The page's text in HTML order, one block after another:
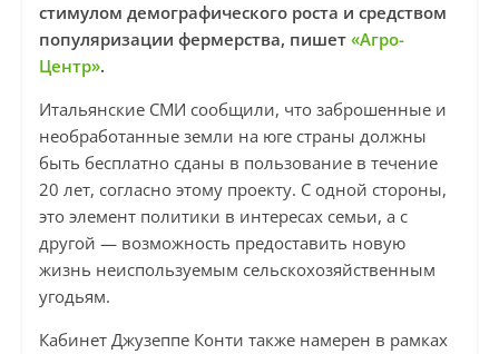
стимулом демографического роста и средством
популяризации фермерства, пишет «Агро-
Центр».
Итальянские СМИ сообщили, что заброшенные и
необработанные земли на юге страны должны
быть бесплатно сданы в пользование в течение
20 лет, согласно этому проекту. С одной стороны,
это элемент политики в интересах семьи, а с
другой — возможность предоставить новую
жизнь неиспользуемым сельскохозяйственным
угодьям.
Кабинет Джузеппе Конти также намерен в рамках